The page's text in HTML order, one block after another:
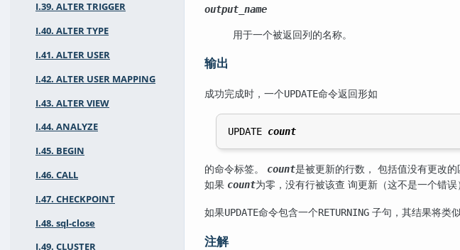
I.39. ALTER TRIGGER
I.40. ALTER TYPE
I.41. ALTER USER
I.42. ALTER USER MAPPING
I.43. ALTER VIEW
I.44. ANALYZE
I.45. BEGIN
I.46. CALL
I.47. CHECKPOINT
I.48. sql-close
I.49. CLUSTER
output_name
用于一个被返回列的名称。
输出
成功完成时，一个UPDATE命令返回形如
UPDATE count
的命令标签。 count是被更新的行数， 包括值没有更改
如果 count为零，没有行被该查 询更新（这不是一个错误
如果UPDATE命令包含一个RETURNING 子句，其结果将类
注解